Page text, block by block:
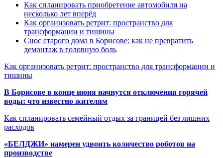
Как спланировать приобретение автомобиля на
несколько лет вперёд
Как организовать ретрит: пространство для
трансформации и тишины
Снос старого дома в Борисове: как не превратить
демонтаж в головную боль
Как организовать ретрит: пространство для трансформации и
тишины
В Борисове в конце июня начнутся отключения горячей
воды: что известно жителям
Как спланировать семейный отдых за границей без лишних
расходов
«БЕЛДЖИ» намерен удвоить количество роботов на
производстве